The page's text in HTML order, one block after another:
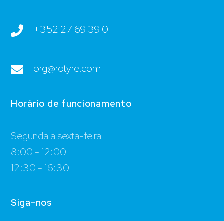
+352 27 69 39 0
org@rotyre.com
Horário de funcionamento
Segunda a sexta-feira
8:00 - 12:00
12:30 - 16:30
Siga-nos